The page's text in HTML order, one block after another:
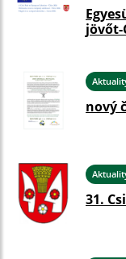
jövőt-
nový
31.